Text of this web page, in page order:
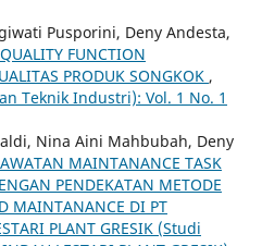
Pusporini, Deny Andesta,
FUNCTION
PRODUK SONGKOK ,
Teknik Industri): Vol. 1 No. 1
Nina Aini Mahbubah, Deny
MAINTANANCE TASK
PENDEKATAN METODE
MAINTANANCE DI PT
PLANT GRESIK (Studi